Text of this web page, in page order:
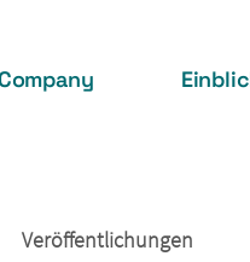
Company
Veröffentlichungen